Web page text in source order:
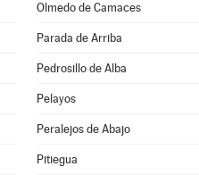
Olmedo de Camaces
Parada de Arriba
Pedrosillo de Alba
Pelayos
Peralejos de Abajo
Pitiegua